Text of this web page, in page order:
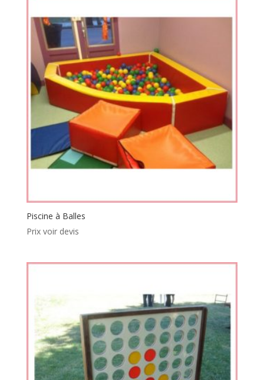
Piscine à Balles
Prix voir devis